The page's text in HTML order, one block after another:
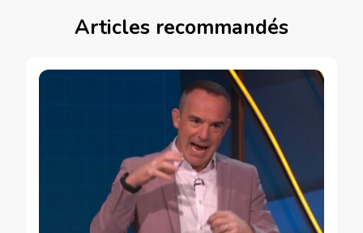
Articles recommandés